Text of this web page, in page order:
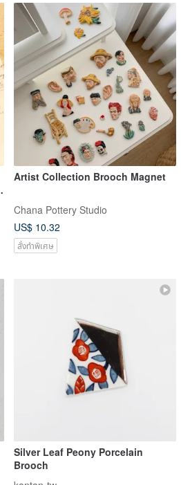
Artist Collection Brooch Magnet
Chana Pottery Studio
US$ 10.32
สั่งทำพิเศษ
Silver Leaf Peony Porcelain
Brooch